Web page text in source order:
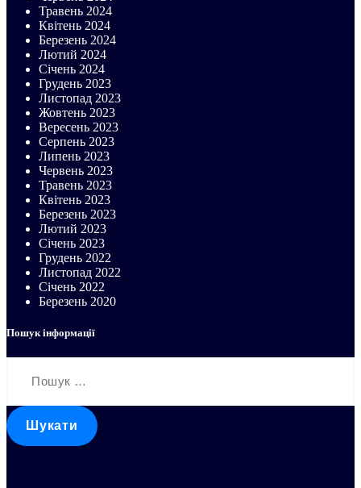
Травень 2024
Квітень 2024
Березень 2024
Лютий 2024
Січень 2024
Грудень 2023
Листопад 2023
Жовтень 2023
Вересень 2023
Серпень 2023
Липень 2023
Червень 2023
Травень 2023
Квітень 2023
Березень 2023
Лютий 2023
Січень 2023
Грудень 2022
Листопад 2022
Січень 2022
Березень 2020
Пошук інформації